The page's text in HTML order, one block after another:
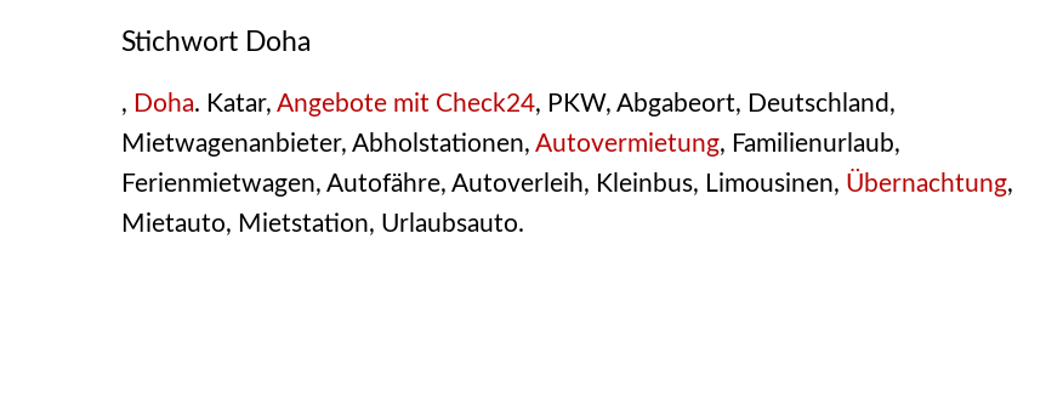
Stichwort Doha
, Doha. Katar, Angebote mit Check24, PKW, Abgabeort, Deutschland,
Mietwagenanbieter, Abholstationen, Autovermietung, Familienurlaub,
Ferienmietwagen, Autofähre, Autoverleih, Kleinbus, Limousinen, Übernachtung,
Mietauto, Mietstation, Urlaubsauto.